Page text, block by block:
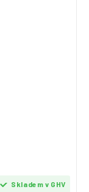
Skladem v GHV